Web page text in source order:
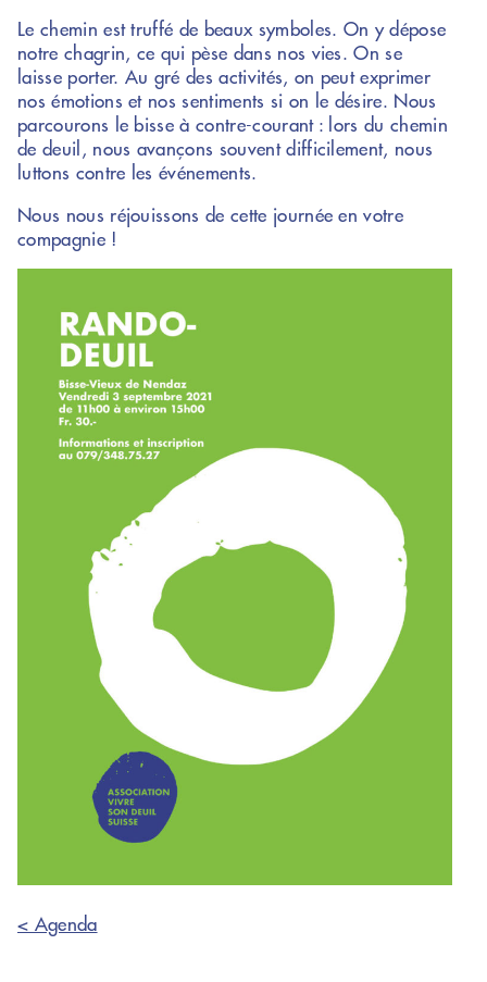
Le chemin est truffé de beaux symboles. On y dépose
notre chagrin, ce qui pèse dans nos vies. On se
laisse porter. Au gré des activités, on peut exprimer
nos émotions et nos sentiments si on le désire. Nous
parcourons le bisse à contre-courant : lors du chemin
de deuil, nous avançons souvent difficilement, nous
luttons contre les événements.
Nous nous réjouissons de cette journée en votre
compagnie !
< Agenda